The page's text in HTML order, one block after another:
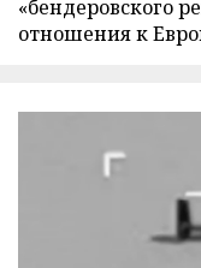
«бендеровского
отношения к